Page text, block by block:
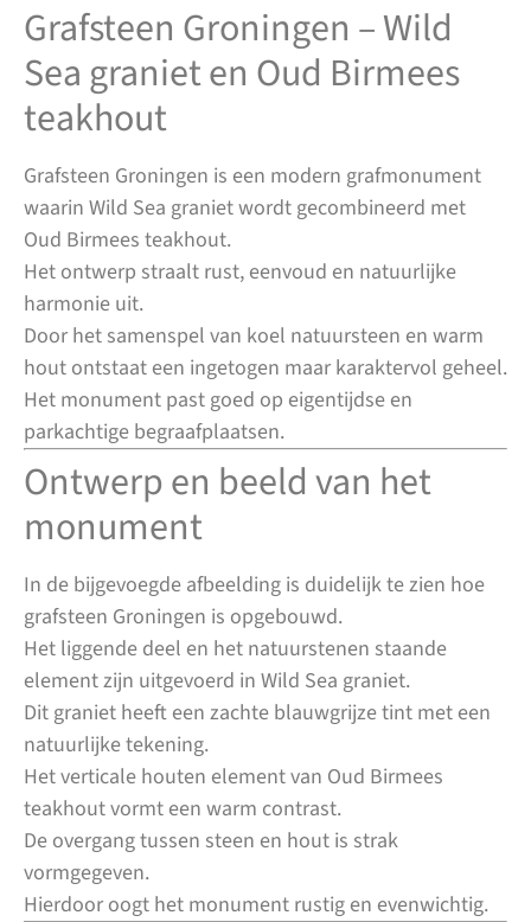
Grafsteen Groningen – Wild
Sea graniet en Oud Birmees
teakhout
Grafsteen Groningen is een modern grafmonument
waarin Wild Sea graniet wordt gecombineerd met
Oud Birmees teakhout.
Het ontwerp straalt rust, eenvoud en natuurlijke
harmonie uit.
Door het samenspel van koel natuursteen en warm
hout ontstaat een ingetogen maar karaktervol geheel.
Het monument past goed op eigentijdse en
parkachtige begraafplaatsen.
Ontwerp en beeld van het
monument
In de bijgevoegde afbeelding is duidelijk te zien hoe
grafsteen Groningen is opgebouwd.
Het liggende deel en het natuurstenen staande
element zijn uitgevoerd in Wild Sea graniet.
Dit graniet heeft een zachte blauwgrijze tint met een
natuurlijke tekening.
Het verticale houten element van Oud Birmees
teakhout vormt een warm contrast.
De overgang tussen steen en hout is strak
vormgegeven.
Hierdoor oogt het monument rustig en evenwichtig.